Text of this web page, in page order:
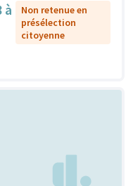
à
Non retenue en
présélection
citoyenne